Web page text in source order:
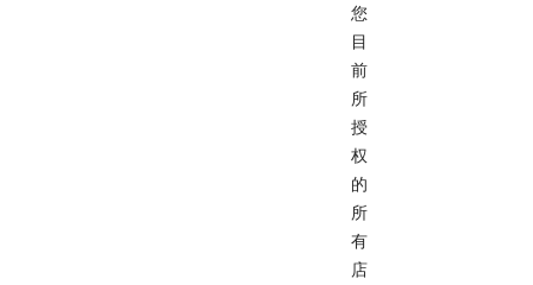
您
目
前
所
授
权
的
所
有
店